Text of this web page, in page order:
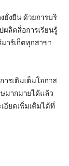
ยั่งยืน ด้วยการบริ
ผลิตสื่อการเรียนรู้
าร์เก็ตทุกสาขา
รเติมเต็มโอกาส
มากมายได้แล้ว
อียดเพิ่มเติมได้ที่